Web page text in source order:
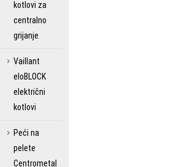
kotlovi za
centralno
grijanje
Vaillant
eloBLOCK
električni
kotlovi
Peći na
pelete
Centrometal